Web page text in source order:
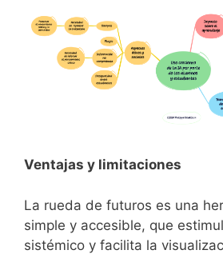
Ventajas y limitaciones
La rueda de futuros es una
simple y accesible, que
sistémico y facilita la